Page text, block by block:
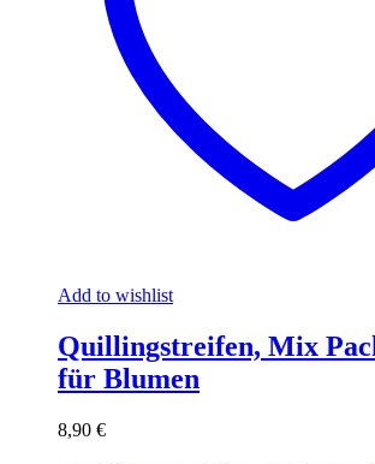
Add to wishlist
Quillingstreifen, Mix
für Blumen
8,90 €